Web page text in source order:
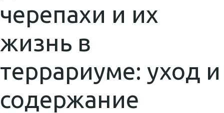
черепахи и их
жизнь в
террариуме: уход и
содержание